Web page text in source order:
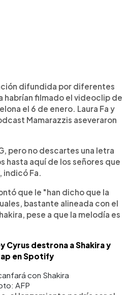
difundida por diferentes
habrían filmado el videoclip de
el 6 de enero. Laura Fa y
Mamarazzis aseveraron
pero no descartes una letra
hasta aquí de los señores que
indicó Fa.
que le "han dicho que la
bastante alineada con el
pese a que la melodía es
Cyrus destrona a Shakira y
en Spotify
AFP